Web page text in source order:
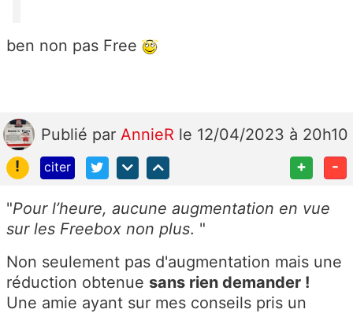
ben non pas Free
Publié par AnnieR le 12/04/2023 à 20h10
!
citer + -
"Pour l’heure, aucune augmentation en vue
sur les Freebox non plus. "
Non seulement pas d'augmentation mais une
réduction obtenue sans rien demander !
Une amie ayant sur mes conseils pris un